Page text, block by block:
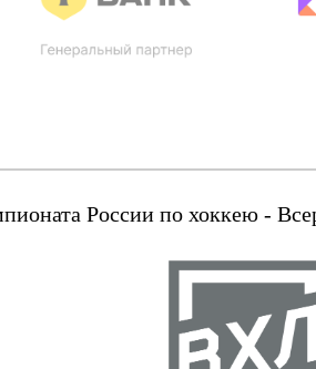
России по хоккею -